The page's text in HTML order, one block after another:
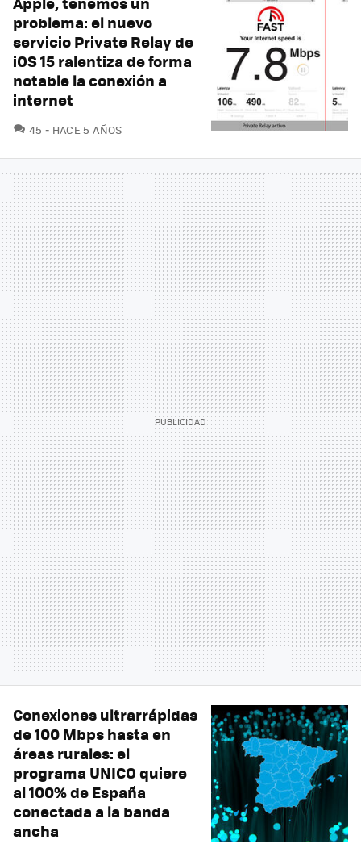
problema: el nuevo
servicio Private Relay de
iOS 15 ralentiza de forma
notable la conexión a
internet
45 COMENTARIOS
HACE 5 AÑOS
Conexiones ultrarrápidas
de 100 Mbps hasta en
áreas rurales: el
programa UNICO quiere
al 100% de España
conectada a la banda
ancha